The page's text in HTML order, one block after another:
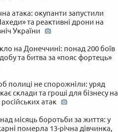
атака: окупанти запустили
та реактивні дрони на
України
на Донеччині: понад 200 боїв
та битва за «пояс фортець»
полиці не спорожніли: уряд
склади та гроші для бізнесу на
російських атак
місяць боротьби за життя: у
померла 13-річна дівчинка,